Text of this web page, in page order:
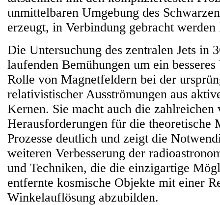
unmittelbaren Umgebung des
erzeugt, in Verbindung gebracht
Die Untersuchung des zentralen Jets in
laufenden Bemühungen um ein
Rolle von Magnetfeldern bei der
relativistischer Ausströmungen aus
Kernen. Sie macht auch die zahlreichen
Herausforderungen für die theoretische
Prozesse deutlich und zeigt die
weiteren Verbesserung der
und Techniken, die die einzigartige
entfernte kosmische Objekte mit einer
Winkelauflösung abzubilden.